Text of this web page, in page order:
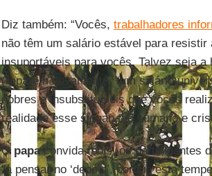
Diz também: “Vocês, trabalhadores
não têm um salário estável para resistir
insuportáveis para vocês. Talvez seja
(reparem novamente: “um salário
nobres e insubstituíveis que vocês
realidade esse slogan tão humano e
O papaconvida, pois, os participantes
“a pensar no ‘depois’, porque esta